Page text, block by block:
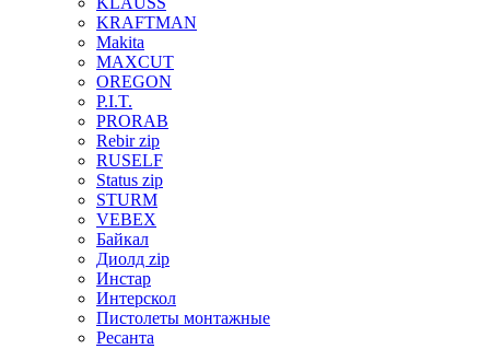
KRAFTMAN
Makita
MAXCUT
OREGON
P.I.T.
PRORAB
Rebir zip
RUSELF
Status zip
STURM
VEBEX
Байкал
Диолд zip
Инстар
Интерскол
Пистолеты монтажные
Ресанта